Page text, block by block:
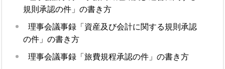
規則承認の件」の書き方
理事会議事録「資産及び会計に関する規則承認
の件」の書き方
理事会議事録「旅費規程承認の件」の書き方